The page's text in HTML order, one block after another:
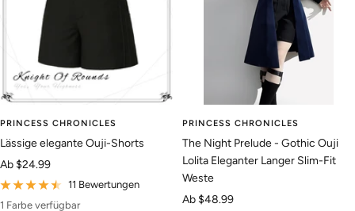
PRINCESS CHRONICLES
Lässige elegante Ouji-Shorts
Angebotspreis
Ab $24.99
11 Bewertungen
1 Farbe verfügbar
PRINCESS CHRONICLES
The Night Prelude - Gothic Ouji
Lolita Eleganter Langer Slim-Fit
Weste
Angebotspreis
Ab $48.99